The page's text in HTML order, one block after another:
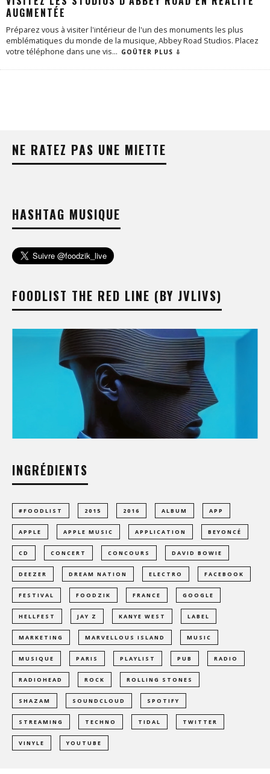
AUGMENTÉE
Préparez vous à visiter l'intérieur de l'un des monuments les plus
emblématiques du monde de la musique, Abbey Road Studios. Placez
votre téléphone dans une vis... GOÛTER PLUS ⇩
NE RATEZ PAS UNE MIETTE
HASHTAG MUSIQUE
FOODLIST THE RED LINE (BY JVLIVS)
INGRÉDIENTS
#FOODLIST 2015 2016 ALBUM APP
APPLE APPLE MUSIC APPLICATION BEYONCÉ
CD CONCERT CONCOURS DAVID BOWIE
DEEZER DREAM NATION ELECTRO FACEBOOK
FESTIVAL FOODZIK FRANCE GOOGLE
HELLFEST JAY Z KANYE WEST LABEL
MARKETING MARVELLOUS ISLAND MUSIC
MUSIQUE PARIS PLAYLIST PUB RADIO
RADIOHEAD ROCK ROLLING STONES
SHAZAM SOUNDCLOUD SPOTIFY
STREAMING TECHNO TIDAL TWITTER
VINYLE YOUTUBE